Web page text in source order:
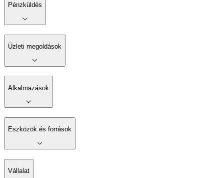
Pénzküldés
Üzleti megoldások
Alkalmazások
Eszközök és források
Vállalat